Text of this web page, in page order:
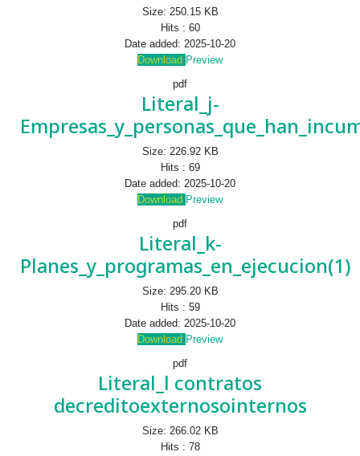
Size: 250.15 KB
Hits : 60
Date added: 2025-10-20
Download Preview
pdf
Literal_j-
Size: 226.92 KB
Hits : 69
Date added: 2025-10-20
Download Preview
pdf
Literal_k-
Planes_y_programas_en_ejecucion(1)
Size: 295.20 KB
Hits : 59
Date added: 2025-10-20
Download Preview
pdf
Literal_l contratos
decreditoexternosointernos
Size: 266.02 KB
Hits : 78